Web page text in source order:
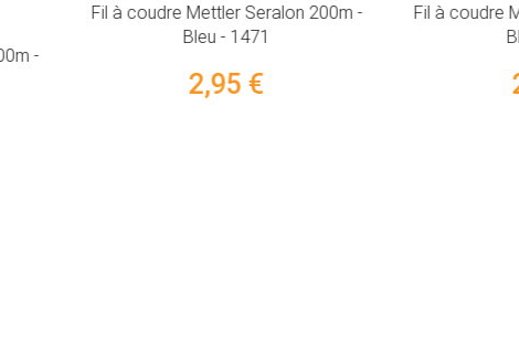
Seralon 200m -
Fil à coudre Mettler Seralon 200m -